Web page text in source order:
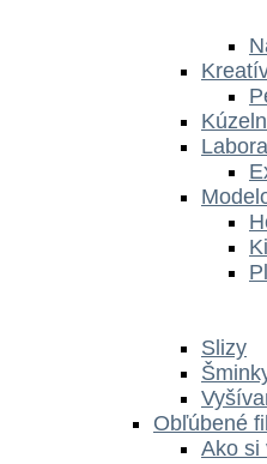
Slizy
Obľúbené
Ako si